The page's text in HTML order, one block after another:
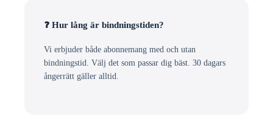
❓ Hur lång är bindningstiden?
Vi erbjuder både abonnemang med och utan
bindningstid. Välj det som passar dig bäst. 30 dagars
ångerrätt gäller alltid.